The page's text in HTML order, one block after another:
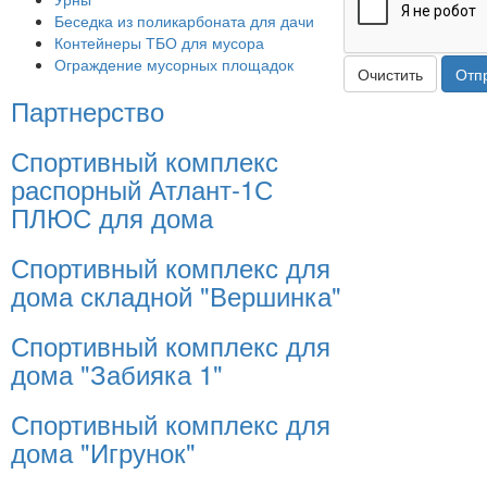
Беседка из поликарбоната для дачи
Контейнеры ТБО для мусора
Ограждение мусорных площадок
Партнерство
Спортивный комплекс
распорный Атлант-1С
ПЛЮС для дома
Спортивный комплекс для
дома складной "Вершинка"
Спортивный комплекс для
дома "Забияка 1"
Спортивный комплекс для
дома "Игрунок"
Очистить